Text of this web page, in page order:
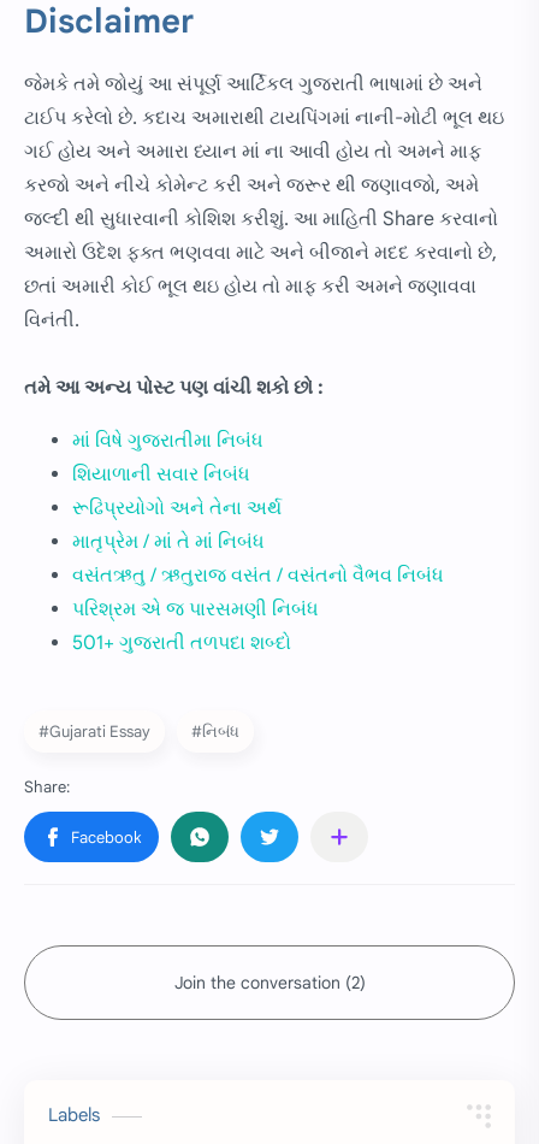
Disclaimer
જેમકે તમે જોયું આ સંપૂર્ણ આર્ટિકલ ગુજરાતી ભાષામાં છે અને
ટાઈપ કરેલો છે. કદાચ અમારાથી ટાયપિંગમાં નાની-મોટી ભૂલ થઇ
ગઈ હોય અને અમારા ધ્યાન માં ના આવી હોય તો અમને માફ
કરજો અને નીચે કોમેન્ટ કરી અને જરૂર થી જણાવજો, અમે
જલ્દી થી સુધારવાની કોશિશ કરીશું. આ માહિતી Share કરવાનો
અમારો ઉદેશ ફક્ત ભણવવા માટે અને બીજાને મદદ કરવાનો છે,
છતાં અમારી કોઈ ભૂલ થઇ હોય તો માફ કરી અમને જણાવવા
વિનંતી.
તમે આ અન્ય પોસ્ટ પણ વાંચી શકો છો :
માં વિષે ગુજરાતીમા નિબંધ
શિયાળાની સવાર નિબંધ
રૂઢિપ્રયોગો અને તેના અર્થ
માતૃપ્રેમ / માં તે માં નિબંધ
વસંતઋતુ / ઋતુરાજ વસંત / વસંતનો વૈભવ નિબંધ
પરિશ્રમ એ જ પારસમણી નિબંધ
501+ ગુજરાતી તળપદા શબ્દો
#Gujarati Essay #નિબંધ
Join the conversation (2)
Labels